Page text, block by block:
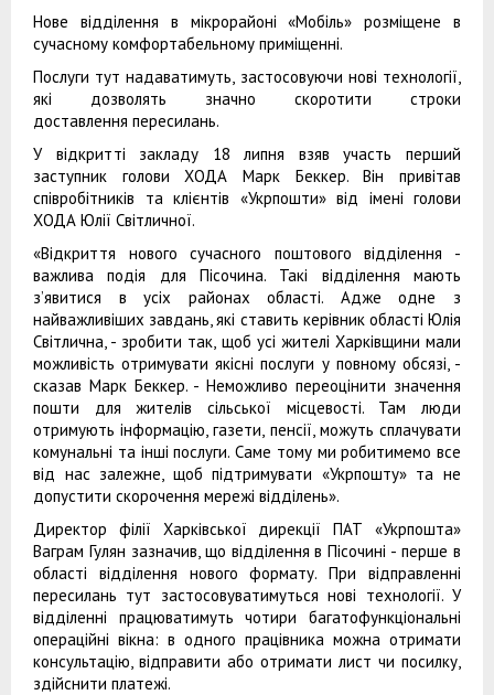
Нове відділення в мікрорайоні «Мобіль» розміщене в
сучасному комфортабельному приміщенні.
Послуги тут надаватимуть, застосовуючи нові технології,
які дозволять значно скоротити строки
доставлення пересилань.
У відкритті закладу 18 липня взяв участь перший
заступник голови ХОДА Марк Беккер. Він привітав
співробітників та клієнтів «Укрпошти» від імені голови
ХОДА Юлії Світличної.
«Відкриття нового сучасного поштового відділення -
важлива подія для Пісочина. Такі відділення мають
з’явитися в усіх районах області. Адже одне з
найважливіших завдань, які ставить керівник області Юлія
Світлична, - зробити так, щоб усі жителі Харківщини мали
можливість отримувати якісні послуги у повному обсязі, -
сказав Марк Беккер. - Неможливо переоцінити значення
пошти для жителів сільської місцевості. Там люди
отримують інформацію, газети, пенсії, можуть сплачувати
комунальні та інші послуги. Саме тому ми робитимемо все
від нас залежне, щоб підтримувати «Укрпошту» та не
допустити скорочення мережі відділень».
Директор філії Харківської дирекції ПАТ «Укрпошта»
Ваграм Гулян зазначив, що відділення в Пісочині - перше в
області відділення нового формату. При відправленні
пересилань тут застосовуватимуться нові технології. У
відділенні працюватимуть чотири багатофункціональні
операційні вікна: в одного працівника можна отримати
консультацію, відправити або отримати лист чи посилку,
здійснити платежі.